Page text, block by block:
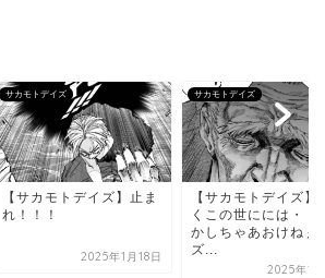
サカモトデイズ
【サカモトデイズ】止ま
れ！！！
2025年1月18日
サカモトデイズ
【サカモトデイズ】
くこの世にには・・
かしちゃあおけねぇ
ズ...
2025年1